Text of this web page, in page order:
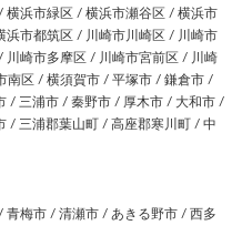
横浜市緑区 / 横浜市瀬谷区 / 横浜市
市都筑区 / 川崎市川崎区 / 川崎市
崎市多摩区 / 川崎市宮前区 / 川崎
南区 / 横須賀市 / 平塚市 / 鎌倉市 /
/ 三浦市 / 秦野市 / 厚木市 / 大和市 /
/ 三浦郡葉山町 / 高座郡寒川町 / 中
梅市 / 清瀬市 / あきる野市 / 西多